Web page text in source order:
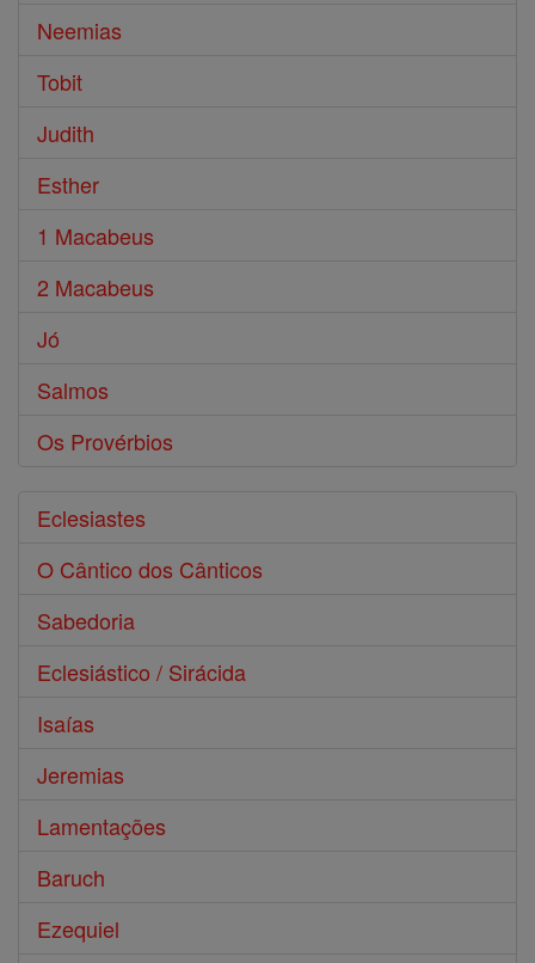
Neemias
Tobit
Judith
Esther
1 Macabeus
2 Macabeus
Jó
Salmos
Os Provérbios
Eclesiastes
O Cântico dos Cânticos
Sabedoria
Eclesiástico / Sirácida
Isaías
Jeremias
Lamentações
Baruch
Ezequiel